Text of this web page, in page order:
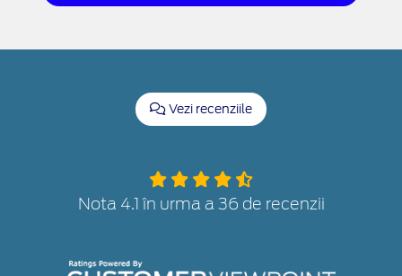
Vezi recenziile
Nota 4.1 în urma a 36 de recenzii